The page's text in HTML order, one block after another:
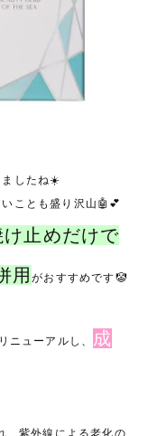
したね☀️
ことも盛り沢山 🤖💕
け止めだけで
用がおすすめです🤡
ニューアルし、
成
、紫外線による老化の